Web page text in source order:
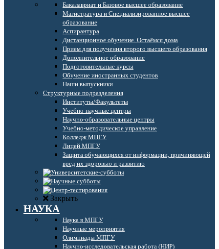
Бакалавриат и Базовое высшее образование
Магистратура и Специализированное высшее
образование
Аспирантура
Дистанционное обучение. Остаёмся дома
Прием для получения второго высшего образования
Дополнительное образование
Подготовительные курсы
Обучение иностранных студентов
Наши выпускники
Структурные подразделения
Институты/Факультеты
Учебно-научные центры
Научно-образовательные центры
Учебно-методическое управление
Колледж МПГУ
Лицей МПГУ
Защита обучающихся от информации, причиняющей
вред их здоровью и развитию
Закрыть
НАУКА
Наука в МПГУ
Научные мероприятия
Олимпиады МПГУ
Научно-исследовательская работа (НИР)